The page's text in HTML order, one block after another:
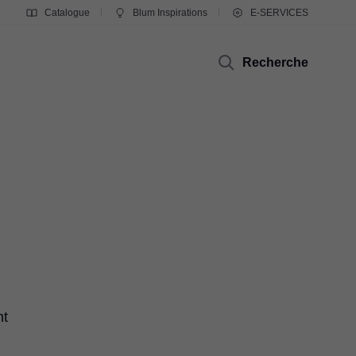
Catalogue Blum Inspirations E-SERVICES
Recherche